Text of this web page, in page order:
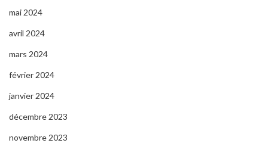
mai 2024
avril 2024
mars 2024
février 2024
janvier 2024
décembre 2023
novembre 2023